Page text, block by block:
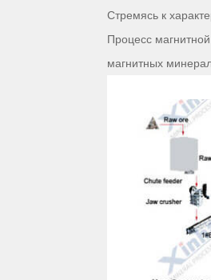
Стремясь к
Процесс
магнитных